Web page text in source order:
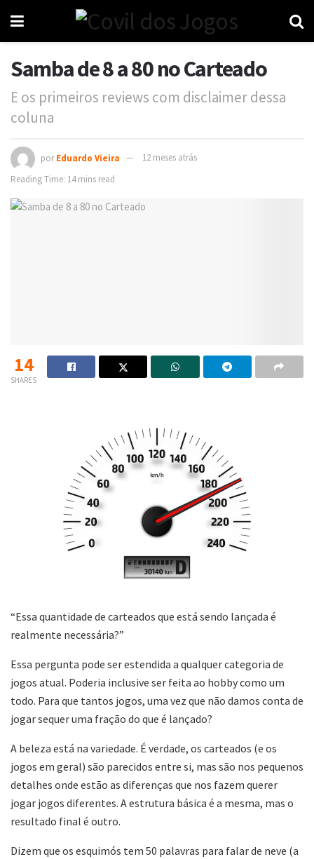
Samba de 8 a 80 no Carteado
E os primeiros reviews com disclaimer dessa
coluna
por Eduardo Vieira
12 meses atrás
Reading Time: 14 mins read
14
SHARES
“Essa quantidade de carteados que está sendo lançada é
realmente necessária?”
Essa pergunta pode ser estendida a qualquer categoria de
jogos atual. Poderia inclusive ser feita ao hobby como um
todo. Para que tantos jogos, uma vez que não damos conta de
jogar sequer uma fração do que é lançado?
A beleza está na variedade. É verdade, os carteados (e os
jogos em geral) são parecidos entre si, mas são nos pequenos
detalhes onde estão as diferenças que nos fazem querer
jogar jogos diferentes. A estrutura básica é a mesma, mas o
resultado final é outro.
Dizem que os esquimós tem 50 palavras para falar de neve (a